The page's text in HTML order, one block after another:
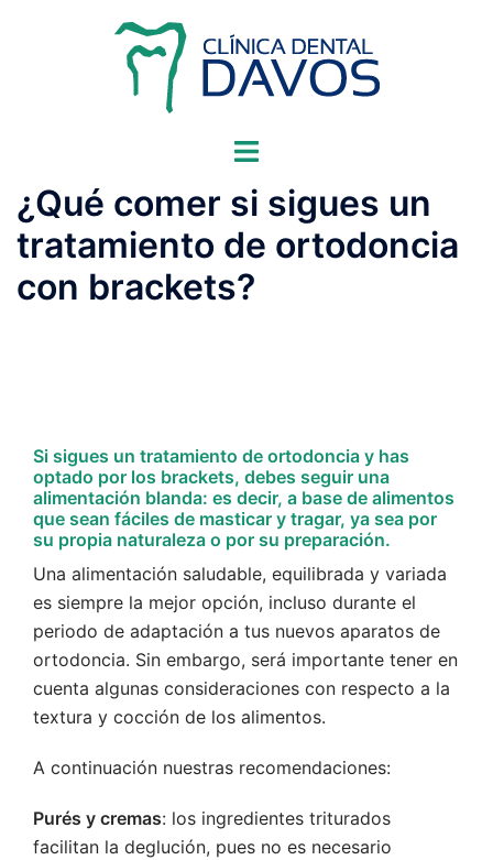
Alternar
¿Qué comer si sigues un
tratamiento de ortodoncia
con brackets?
Si sigues un tratamiento de ortodoncia y has
optado por los brackets, debes seguir una
alimentación blanda: es decir, a base de alimentos
que sean fáciles de masticar y tragar, ya sea por
su propia naturaleza o por su preparación.
Una alimentación saludable, equilibrada y variada
es siempre la mejor opción, incluso durante el
periodo de adaptación a tus nuevos aparatos de
ortodoncia. Sin embargo, será importante tener en
cuenta algunas consideraciones con respecto a la
textura y cocción de los alimentos.
A continuación nuestras recomendaciones:
Purés y cremas: los ingredientes triturados
facilitan la deglución, pues no es necesario